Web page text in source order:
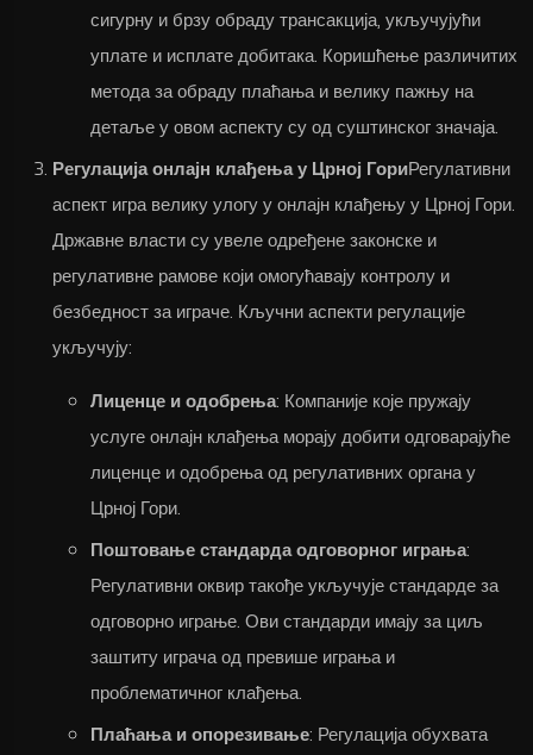
сигурну и брзу обраду трансакција, укључујући
уплате и исплате добитака. Коришћење различитих
метода за обраду плаћања и велику пажњу на
детаље у овом аспекту су од суштинског значаја.
Регулација онлајн клађења у Црној ГориРегулативни
аспект игра велику улогу у онлајн клађењу у Црној Гори.
Државне власти су увеле одређене законске и
регулативне рамове који омогућавају контролу и
безбедност за играче. Кључни аспекти регулације
укључују:
Лиценце и одобрења: Компаније које пружају
услуге онлајн клађења морају добити одговарајуће
лиценце и одобрења од регулативних органа у
Црној Гори.
Поштовање стандарда одговорног играња:
Регулативни оквир такође укључује стандарде за
одговорно играње. Ови стандарди имају за циљ
заштиту играча од превише играња и
проблематичног клађења.
Плаћања и опорезивање: Регулација обухвата